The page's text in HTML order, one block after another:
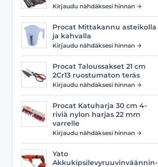
Vyöt
Kirjaudu nähdäksesi hinnan →
Procat Mittakannu asteikolla
ja kahvalla
Kirjaudu nähdäksesi hinnan →
Procat Taloussakset 21 cm
2Cr13 ruostumaton teräs
Kirjaudu nähdäksesi hinnan →
Procat Katuharja 30 cm 4-
riviä nylon harjas 22 mm
varrelle
Kirjaudu nähdäksesi hinnan →
Yato
Akkukipsilevyruuvinväännin-